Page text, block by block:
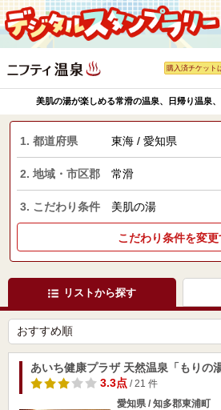
購入済チケット
美肌の湯が楽しめる常滑の温泉、日帰り温泉
1. 都道府県 東海 / 愛知県
2. 地域・市区郡 常滑
3. こだわり条件 美肌の湯
こだわり条件を変更
リストから探す
あいち健康プラザ 天然温泉「もりの湯
3.3点/ 21 件
愛知県 / 知多郡東浦町